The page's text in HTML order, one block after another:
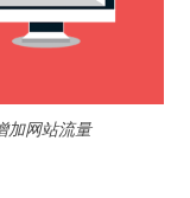
加网站流量